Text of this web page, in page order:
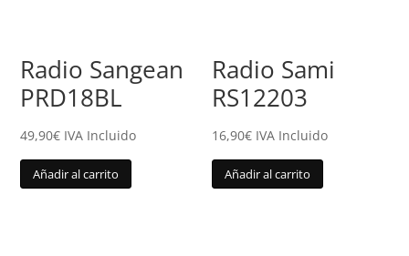
Radio Sangean
PRD18BL
49,90€ IVA Incluido
Añadir al carrito
Radio Sami
RS12203
16,90€ IVA Incluido
Añadir al carrito